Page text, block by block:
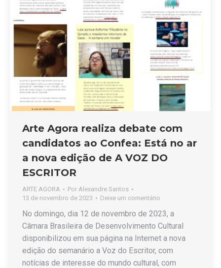
Arte Agora realiza debate com
candidatos ao Confea: Está no ar
a nova edição de A VOZ DO
ESCRITOR
ARTE AGORA Por Alexandre Santos
13 de novembro de 2023
Deixe um comentário
No domingo, dia 12 de novembro de 2023, a
Câmara Brasileira de Desenvolvimento Cultural
disponibilizou em sua página na Internet a nova
edição do semanário a Voz do Escritor, com
notícias de interesse do mundo cultural, com